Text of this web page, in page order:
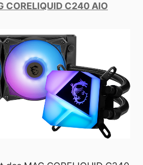
CORELIQUID C240 AIO